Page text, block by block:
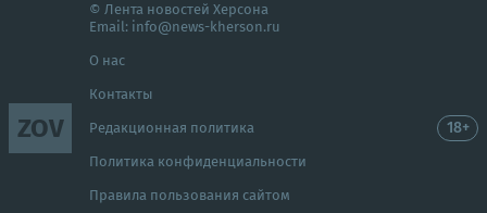
ZOV
© Лента новостей Херсона
Email: info@news-kherson.ru
О нас
Контакты
Редакционная политика
Политика конфиденциальности
Правила пользования сайтом
18+